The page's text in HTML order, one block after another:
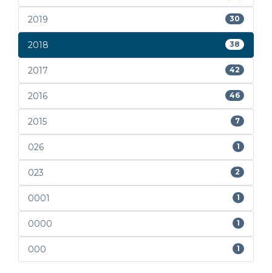
2019 30
2018 38
2017 42
2016 46
2015 7
026 1
023 2
0001 1
0000 1
000 1